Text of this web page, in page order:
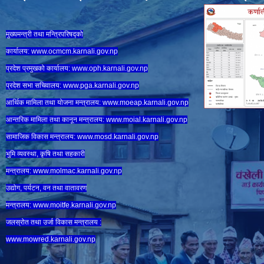
मुख्यमन्त्री तथा मन्त्रिपरिषद्को
कार्यालय: www.ocmcm.karnali.gov.np
प्रदेश प्रमुखको कार्यालय: www.oph.karnali.gov.np
प्रदेश सभा सचिवालय: www.pga.karnali.gov.np
आर्थिक मामिला तथा योजना मन्त्रालय: www.moeap.karnali.gov.np
आन्तरिक मामिला तथा कानून मन्त्रालय: www.moial.karnali.gov.np
सामाजिक विकास मन्त्रालय: www.mosd.karnali.gov.np
भुमि व्यवस्था, कृषि तथा सहकारी
मन्त्रालय: www.molmac.karnali.gov.np
उद्योग, पर्यटन, वन तथा वातावरण
मन्त्रालय: www.moitfe.karnali.gov.np
जलस्रोत तथा उर्जा विकास मन्त्रालय :
www.mowred.karnali.gov.np